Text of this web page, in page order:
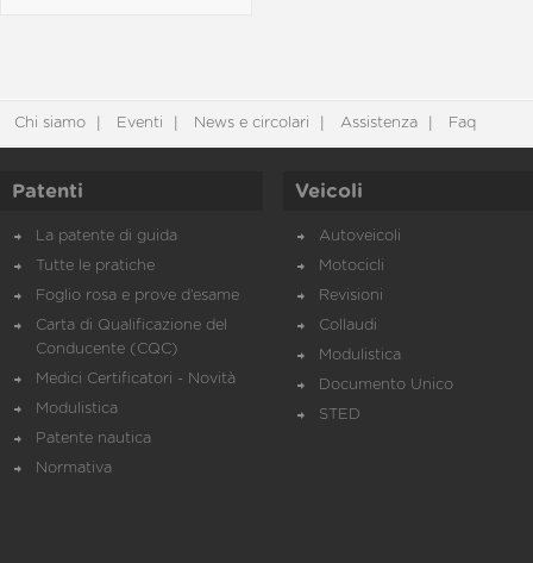
Chi siamo Eventi News e circolari Assistenza Faq
Patenti
La patente di guida
Tutte le pratiche
Foglio rosa e prove d’esame
Carta di Qualificazione del
Conducente (CQC)
Medici Certificatori - Novità
Modulistica
Patente nautica
Normativa
Veicoli
Autoveicoli
Motocicli
Revisioni
Collaudi
Modulistica
Documento Unico
STED